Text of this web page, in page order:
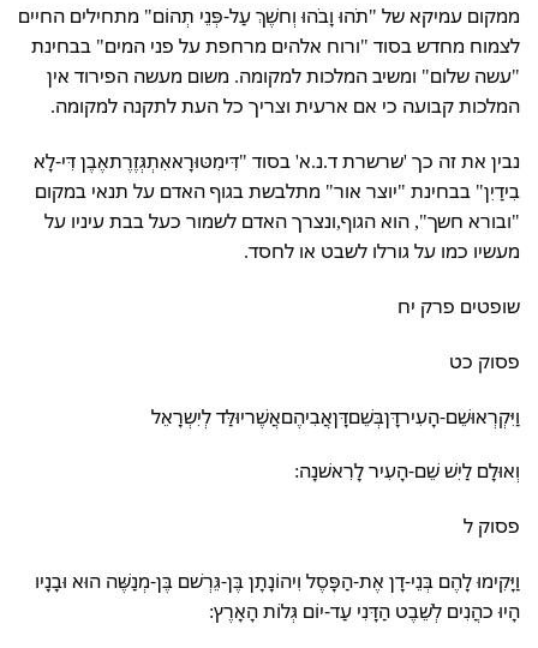
ממקום עמיקא של "תֹהוּ וָבֹהוּ וְחשֶׁךְ עַל-פְּנֵי תְהוֹם" מתחילים החיים
לצמוח מחדש בסוד "ורוח אלהים מרחפת על פני המים" בבחינת
"עשה שלום" ומשיב המלכות למקומה. משום מעשה הפירוד אין
המלכות קבועה כי אם ארעית וצריך כל העת לתקנה למקומה.
נבין את זה כך 'שרשרת ד.נ.א' בסוד "דִּימִטּוּרָאאִתְגְּזֶרֶתאֶבֶן דִּי-לָא
בִידַיִן" בבחינת "יוצר אור" מתלבשת בגוף האדם על תנאי במקום
"ובורא חשך", הוא הגוף,ונצרך האדם לשמור כעל בבת עיניו על
מעשיו כמו על גורלו לשבט או לחסד.
שופטים פרק יח
פסוק כט
וַיִּקְרְאוּשֵׁם-הָעִירדָּןבְּשֵׁםדָּןאֲבִיהֶםאֲשֶׁריוּלַּד לְיִשְרָאֵל
וְאוּלָם לַיִשׁ שֵׁם-הָעִיר לָרִאשׁנָה:
פסוק ל
וַיָּקִימוּ לָהֶם בְּנֵי-דָן אֶת-הַפָּסֶל וִיהוֹנָתָן בֶּן-גֵּרְשׁם בֶּן-מְנַשֶּׁה הוּא וּבָנָיו
הָיוּ כהֲנִים לְשֵׁבֶט הַדָּנִי עַד-יוֹם גְּלוֹת הָאָרֶץ: